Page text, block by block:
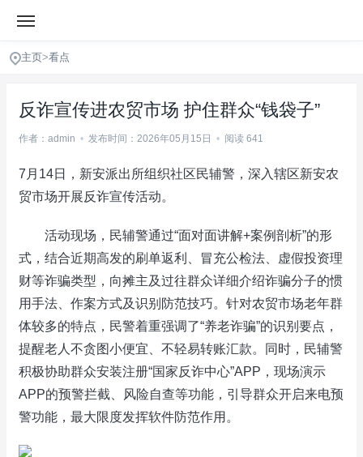
主页>看点
反诈宣传进农贸市场 护住群众“钱袋子”
作者：admin • 发布时间：2026年05月15日 • 阅读 641
7月14日，新安派出所组织社区民辅警，深入辖区新安农
贸市场开展反诈宣传活动。
活动现场，民辅警通过“面对面讲解+案例剖析”的形
式，结合近期高发的刷单返利、冒充公检法、虚假投资理
财等诈骗类型，向摊主及过往群众详细介绍诈骗分子的惯
用手法、作案方式及识别防范技巧。针对农贸市场老年群
体较多的特点，民警着重强调了“养老诈骗”的识别要点，
提醒老人不贪图小便宜、不轻易转账汇款。同时，民辅警
积极协助群众安装注册“国家反诈中心”APP，现场演示
APP的预警拦截、风险自查等功能，引导群众开启来电预
警功能，最大限度发挥软件防范作用。